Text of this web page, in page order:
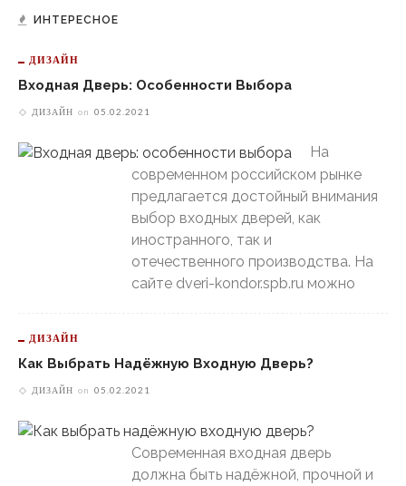
ИНТЕРЕСНОЕ
ДИЗАЙН
Входная Дверь: Особенности Выбора
ДИЗАЙН on 05.02.2021
На
современном российском рынке
предлагается достойный внимания
выбор входных дверей, как
иностранного, так и
отечественного производства. На
сайте dveri-kondor.spb.ru можно
ДИЗАЙН
Как Выбрать Надёжную Входную Дверь?
ДИЗАЙН on 05.02.2021
Современная входная дверь
должна быть надёжной, прочной и